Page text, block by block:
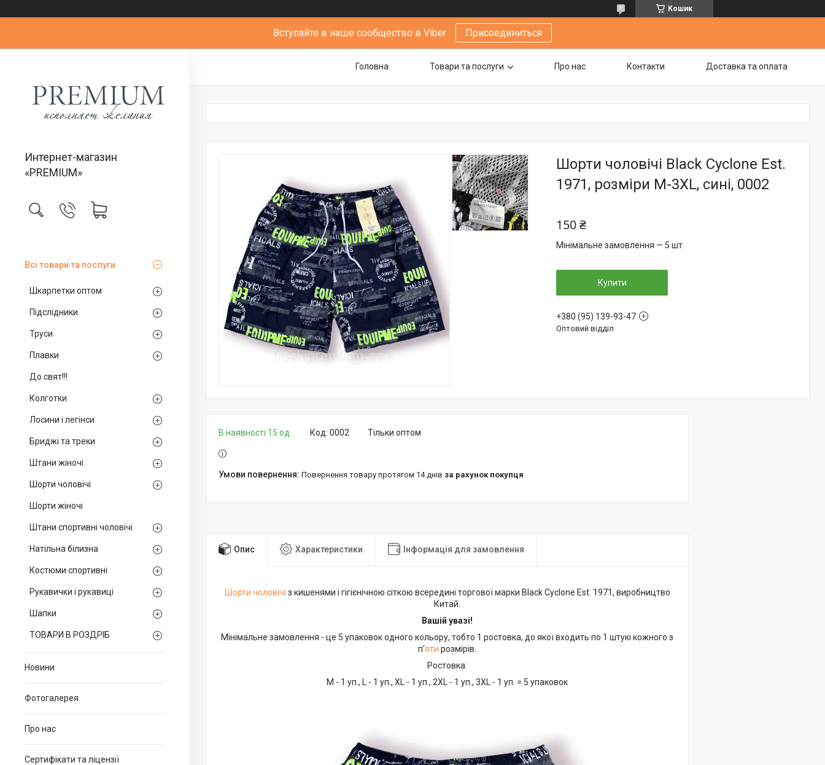
Кошик
Вступайте в наше сообщество в Viber Присоединиться
Интернет-магазин
«PREMIUM»
Всі товари та послуги
Шкарпетки оптом
Підслідники
Труси
Плавки
До свят!!!
Колготки
Лосини і легінси
Бриджі та треки
Штани жіночі
Шорти чоловічі
Шорти жіночі
Штани спортивні чоловічі
Натільна білизна
Костюми спортивні
Рукавички і рукавиці
Шапки
ТОВАРИ В РОЗДРІБ
Новини
Фотогалерея
Про нас
Сертифікати та ліцензії
Головна Товари та послуги Про нас Контакти Доставка та оплата
Шорти чоловічі Black Cyclone Est.
1971, розміри M-3XL, сині, 0002
150 ₴
Мінімальне замовлення — 5 шт.
Купити
+380 (95) 139-93-47
Оптовий відділ
В наявності 15 од. Тільки оптом
Код: 0002
повернення товару протягом 14 днів за рахунок покупця
Опис Характеристики Інформація для замовлення
Шорти чоловічі з кишенями і гігієнічною сіткою всередині торгової марки Black Cyclone Est. 1971, виробництво
Китай.
Вашій увазі!
Мінімальне замовлення - це 5 упаковок одного кольору, тобто 1 ростовка, до якої входить по 1 штукі кожного з
п'яти розмірів.
Ростовка:
М - 1 уп., L - 1 уп., XL - 1 уп., 2XL - 1 уп., 3XL - 1 уп. = 5 упаковок